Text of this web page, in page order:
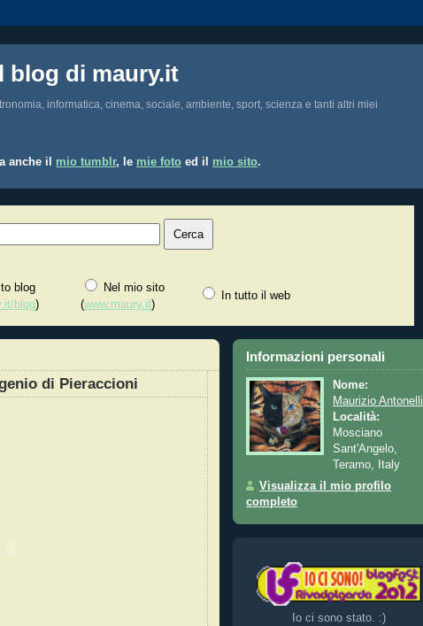
blog di maury.it
informatica, cinema, sociale, ambiente, sport, scienza e tanti altri miei
anche il mio tumblr, le mie foto ed il mio sito.
blog
blog)
Nel mio sito
(www.maury.it)
In tutto il web
di Pieraccioni
Informazioni personali
Nome:
Maurizio Antonelli
Località:
Mosciano
Sant'Angelo,
Teramo, Italy
Visualizza il mio profilo
completo
Io ci sono stato. :)